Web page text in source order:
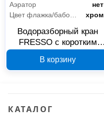
Аэратор
нет
хром
Водоразборный кран
FRESSO с коротким
554-034
В корзину
КАТАЛОГ